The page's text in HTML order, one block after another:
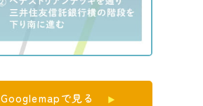
Googlemapで見る